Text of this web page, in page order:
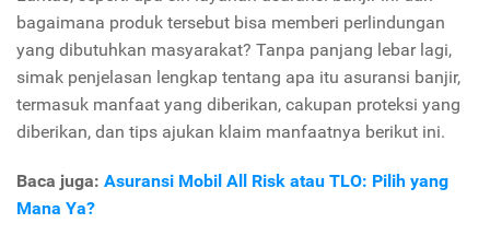
bagaimana produk tersebut bisa memberi perlindungan
yang dibutuhkan masyarakat? Tanpa panjang lebar lagi,
simak penjelasan lengkap tentang apa itu asuransi banjir,
termasuk manfaat yang diberikan, cakupan proteksi yang
diberikan, dan tips ajukan klaim manfaatnya berikut ini.
Baca juga: Asuransi Mobil All Risk atau TLO: Pilih yang
Mana Ya?